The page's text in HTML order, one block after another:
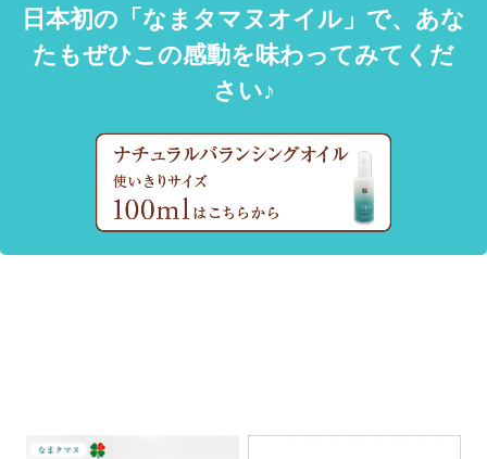
日本初の「なまタマヌオイル」で、あな
たもぜひこの感動を味わってみてくだ
さい♪